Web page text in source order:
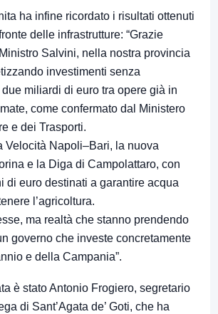
ha infine ricordato i risultati ottenuti
delle infrastrutture: “Grazie
Salvini, nella nostra provincia
investimenti senza
miliardi di euro tra opere già in
come confermato dal Ministero
e dei Trasporti.
Velocità Napoli–Bari, la nuova
e la Diga di Campolattaro, con
di euro destinati a garantire acqua
l’agricoltura.
ma realtà che stanno prendendo
governo che investe concretamente
e della Campania”.
è stato Antonio Frogiero, segretario
di Sant’Agata de’ Goti, che ha